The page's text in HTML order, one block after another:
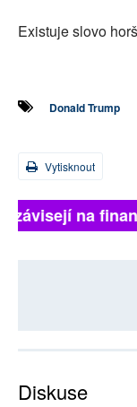
Existuje slovo
Donald Trump
Vytisknout
na
Diskuse